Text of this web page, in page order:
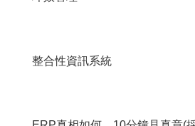
整合性資訊系統